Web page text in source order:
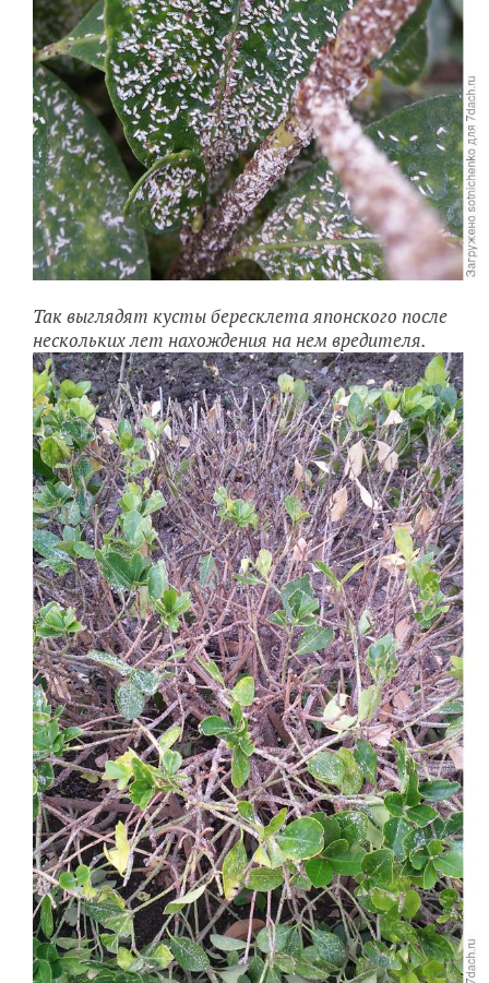
Так выглядят кусты бересклета японского после
нескольких лет нахождения на нем вредителя.